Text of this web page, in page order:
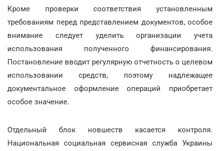
Кроме проверки соответствия установленным
требованиям перед представлением документов, особое
внимание следует уделить организации учета
использования полученного финансирования.
Постановление вводит регулярную отчетность о целевом
использовании средств, поэтому надлежащее
документальное оформление операций приобретает
особое значение.
Отдельный блок новшеств касается контроля.
Национальная социальная сервисная служба Украины